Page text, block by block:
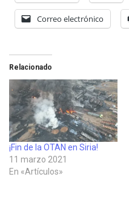
Correo electrónico
Relacionado
¡Fin de la OTAN en Siria!
11 marzo 2021
En «Artículos»